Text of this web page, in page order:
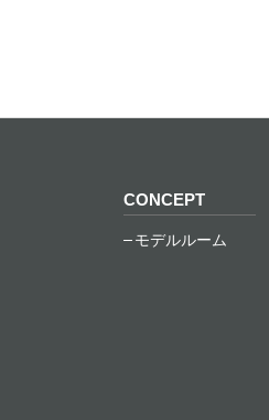
CONCEPT
モデルルーム